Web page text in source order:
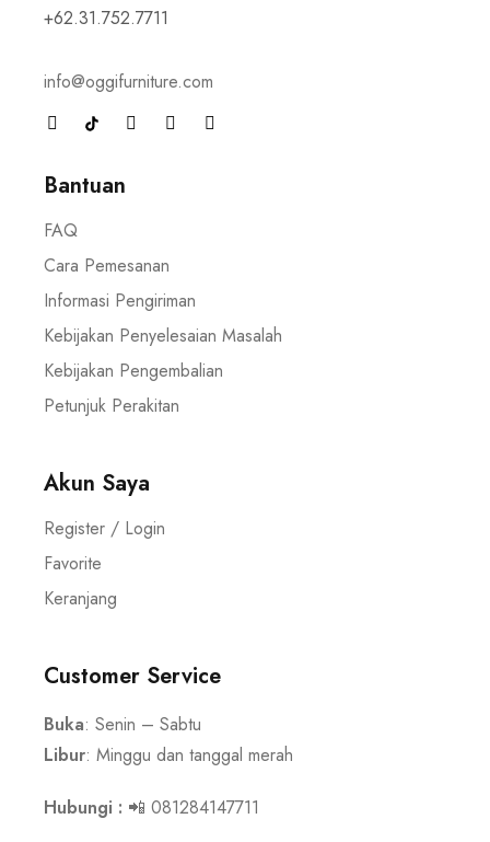
+62.31.752.7711
info@oggifurniture.com
Bantuan
FAQ
Cara Pemesanan
Informasi Pengiriman
Kebijakan Penyelesaian Masalah
Kebijakan Pengembalian
Petunjuk Perakitan
Akun Saya
Register / Login
Favorite
Keranjang
Customer Service
Buka: Senin – Sabtu
Libur: Minggu dan tanggal merah
Hubungi : 📲 081284147711